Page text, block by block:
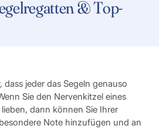
& Top-
dass jeder das Segeln genauso
Sie den Nervenkitzel eines
dann können Sie Ihrer
Note hinzufügen und an